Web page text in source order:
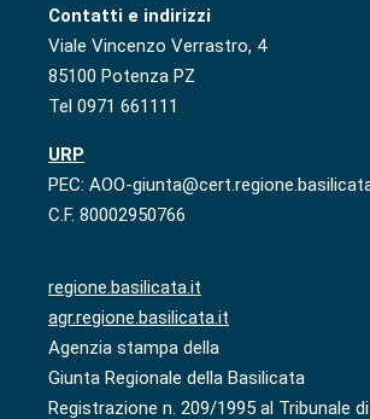
Contatti e indirizzi
Viale Vincenzo Verrastro, 4
85100 Potenza PZ
Tel 0971 661111
URP
PEC: AOO-
C.F. 80002950766
regione.basilicata.it
agr.regione.basilicata.it
Agenzia stampa della
Giunta Regionale della Basilicata
Registrazione n. 209/1995 al Tribunale